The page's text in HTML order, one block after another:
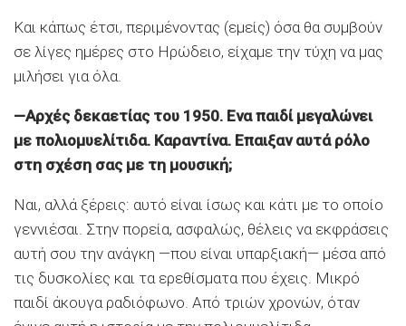
Και κάπως έτσι, περιμένοντας (εμείς) όσα θα συμβούν
σε λίγες ημέρες στο Ηρώδειο, είχαμε την τύχη να μας
μιλήσει για όλα.
—Αρχές δεκαετίας του 1950. Ενα παιδί μεγαλώνει
με πολιομυελίτιδα. Καραντίνα. Επαιξαν αυτά ρόλο
στη σχέση σας με τη μουσική;
Ναι, αλλά ξέρεις: αυτό είναι ίσως και κάτι με το οποίο
γεννιέσαι. Στην πορεία, ασφαλώς, θέλεις να εκφράσεις
αυτή σου την ανάγκη —που είναι υπαρξιακή— μέσα από
τις δυσκολίες και τα ερεθίσματα που έχεις. Μικρό
παιδί άκουγα ραδιόφωνο. Από τριών χρονών, όταν